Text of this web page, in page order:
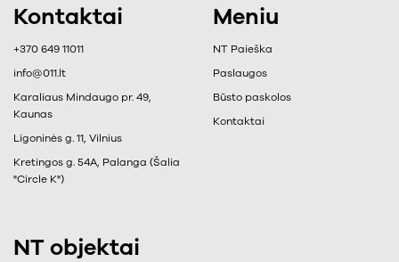
Kontaktai
+370 649 11011
info@011.lt
Karaliaus Mindaugo pr. 49,
Kaunas
Ligoninės g. 11, Vilnius
Kretingos g. 54A, Palanga (Šalia
"Circle K")
Meniu
NT Paieška
Paslaugos
Būsto paskolos
Kontaktai
NT objektai